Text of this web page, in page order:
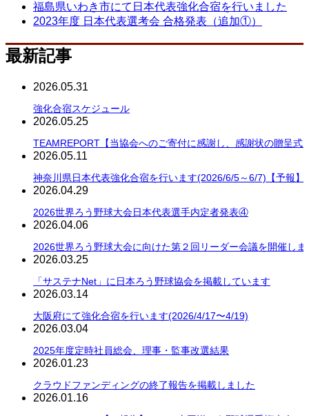
福島県いわき市にて日本代表強化合宿を行いました
2023年度 日本代表選考会 合格発表（追加①）
最新記事
2026.05.31
強化合宿スケジュール
2026.05.25
TEAMREPORT【当協会へのご寄付に感謝し、感謝状の贈呈式
2026.05.11
神奈川県日本代表強化合宿を行います(2026/6/5～6/7)【予報】
2026.04.29
2026世界ろう野球大会日本代表選手内定者発表④
2026.04.06
2026世界ろう野球大会に向けた第２回リーダー会議を開催しま
2026.03.25
「サステナNet」に日本ろう野球協会を掲載しています
2026.03.14
大阪府にて強化合宿を行います(2026/4/17〜4/19)
2026.03.04
2025年度定時社員総会、理事・監事改選結果
2026.01.23
クラウドファンディングの終了報告を掲載しました
2026.01.16